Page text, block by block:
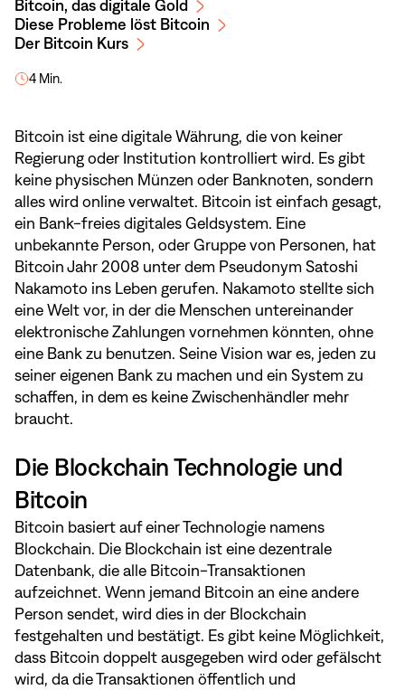
Bitcoin, das digitale Gold
Diese Probleme löst Bitcoin
Der Bitcoin Kurs
4 Min.
Bitcoin ist eine digitale Währung, die von keiner
Regierung oder Institution kontrolliert wird. Es gibt
keine physischen Münzen oder Banknoten, sondern
alles wird online verwaltet. Bitcoin ist einfach gesagt,
ein Bank-freies digitales Geldsystem. Eine
unbekannte Person, oder Gruppe von Personen, hat
Bitcoin Jahr 2008 unter dem Pseudonym Satoshi
Nakamoto ins Leben gerufen. Nakamoto stellte sich
eine Welt vor, in der die Menschen untereinander
elektronische Zahlungen vornehmen könnten, ohne
eine Bank zu benutzen. Seine Vision war es, jeden zu
seiner eigenen Bank zu machen und ein System zu
schaffen, in dem es keine Zwischenhändler mehr
braucht.
Die Blockchain Technologie und
Bitcoin
Bitcoin basiert auf einer Technologie namens
Blockchain. Die Blockchain ist eine dezentrale
Datenbank, die alle Bitcoin-Transaktionen
aufzeichnet. Wenn jemand Bitcoin an eine andere
Person sendet, wird dies in der Blockchain
festgehalten und bestätigt. Es gibt keine Möglichkeit,
dass Bitcoin doppelt ausgegeben wird oder gefälscht
wird, da die Transaktionen öffentlich und